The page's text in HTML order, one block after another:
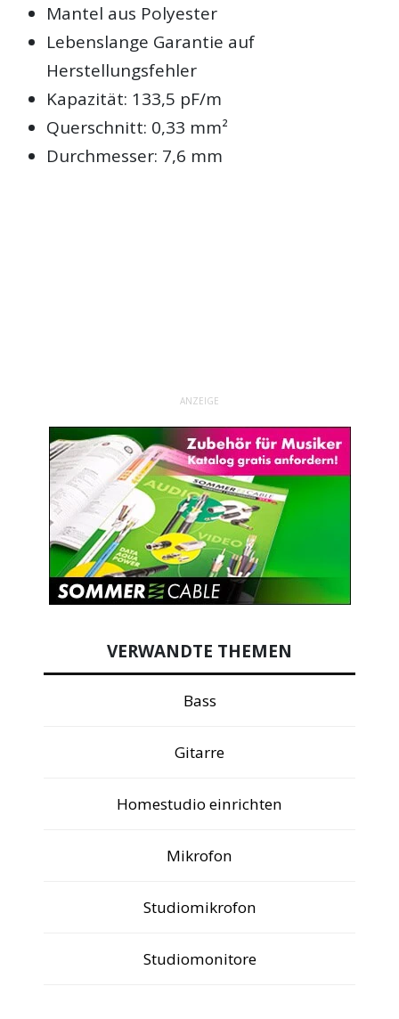
Mantel aus Polyester
Lebenslange Garantie auf
Herstellungsfehler
Kapazität: 133,5 pF/m
Querschnitt: 0,33 mm²
Durchmesser: 7,6 mm
ANZEIGE
VERWANDTE THEMEN
Bass
Gitarre
Homestudio einrichten
Mikrofon
Studiomikrofon
Studiomonitore